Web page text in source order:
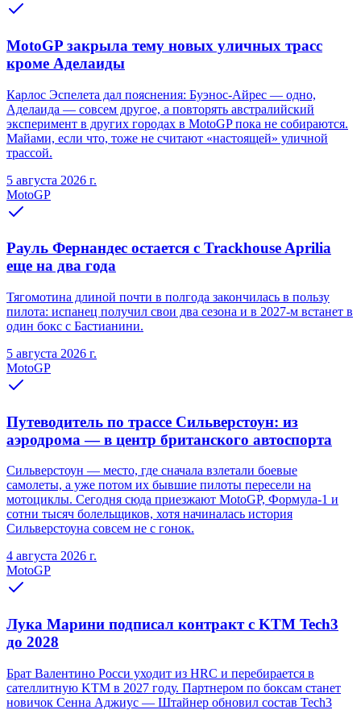
MotoGP закрыла тему новых уличных трасс
кроме Аделаиды
Карлос Эспелета дал пояснения: Буэнос-Айрес — одно,
Аделаида — совсем другое, а повторять австралийский
эксперимент в других городах в MotoGP пока не собираются.
Майами, если что, тоже не считают «настоящей» уличной
трассой.
5 августа 2026 г.
MotoGP
Рауль Фернандес остается с Trackhouse Aprilia
еще на два года
Тягомотина длиной почти в полгода закончилась в пользу
пилота: испанец получил свои два сезона и в 2027-м встанет в
один бокс с Бастианини.
5 августа 2026 г.
MotoGP
Путеводитель по трассе Сильверстоун: из
аэродрома — в центр британского автоспорта
Сильверстоун — место, где сначала взлетали боевые
самолеты, а уже потом их бывшие пилоты пересели на
мотоциклы. Сегодня сюда приезжают MotoGP, Формула-1 и
сотни тысяч болельщиков, хотя начиналась история
Сильверстоуна совсем не с гонок.
4 августа 2026 г.
MotoGP
Лука Марини подписал контракт с KTM Tech3
до 2028
Брат Валентино Росси уходит из HRC и перебирается в
сателлитную KTM в 2027 году. Партнером по боксам станет
новичок Сенна Аджиус — Штайнер обновил состав Tech3